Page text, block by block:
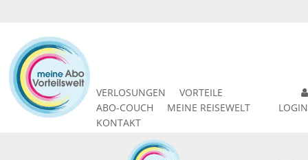
VERLOSUNGEN
VORTEILE
ABO-COUCH
MEINE REISEWELT
KONTAKT
LOGIN